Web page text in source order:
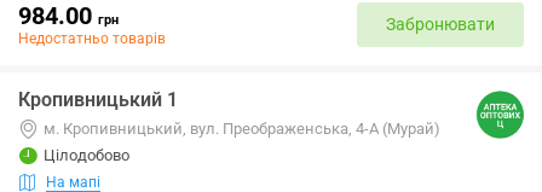
984.00 грн
Недостатньо товарів
Забронювати
Кропивницький 1
м. Кропивницький, вул. Преображенська, 4-А (Мурай)
Цілодобово
На мапі